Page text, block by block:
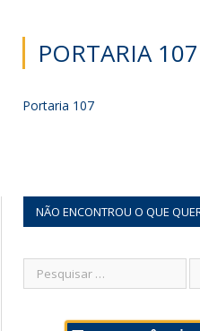
PORTARIA 107
Portaria 107
NÃO ENCONTROU O QUE